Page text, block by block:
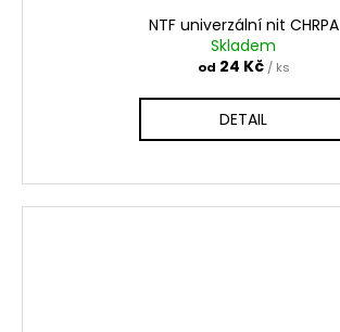
NTF univerzální nit CHRPA
Skladem
od 24 Kč / ks
DETAIL